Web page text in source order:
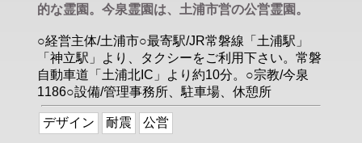
的な霊園。今泉霊園は、土浦市営の公営霊園。
○経営主体/土浦市○最寄駅/JR常磐線「土浦駅」
「神立駅」より、タクシーをご利用下さい。常磐
自動車道「土浦北IC」より約10分。○宗教/今泉
1186○設備/管理事務所、駐車場、休憩所
デザイン 耐震 公営